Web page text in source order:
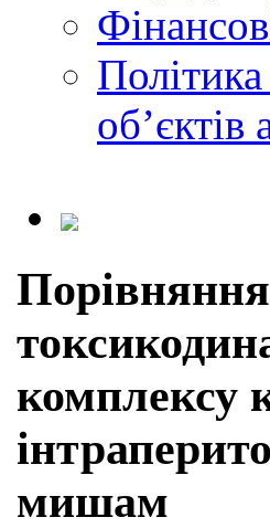
обʼєктів
комплексу
мишам